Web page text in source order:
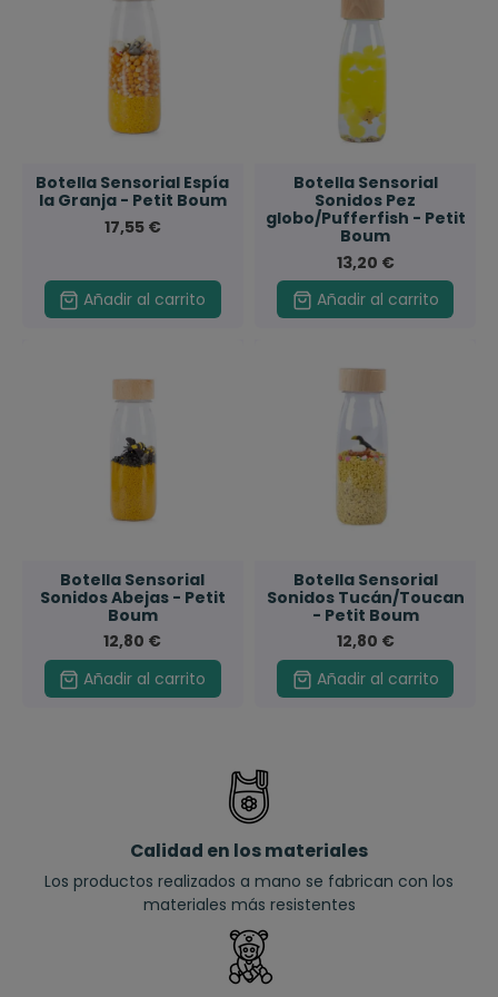
Botella Sensorial Espía
la Granja - Petit Boum
17,55 €
Añadir al carrito
Botella Sensorial
Sonidos Pez
globo/Pufferfish - Petit
Boum
13,20 €
Añadir al carrito
Botella Sensorial
Sonidos Abejas - Petit
Boum
12,80 €
Añadir al carrito
Botella Sensorial
Sonidos Tucán/Toucan
- Petit Boum
12,80 €
Añadir al carrito
Calidad en los materiales
Los productos realizados a mano se fabrican con los
materiales más resistentes